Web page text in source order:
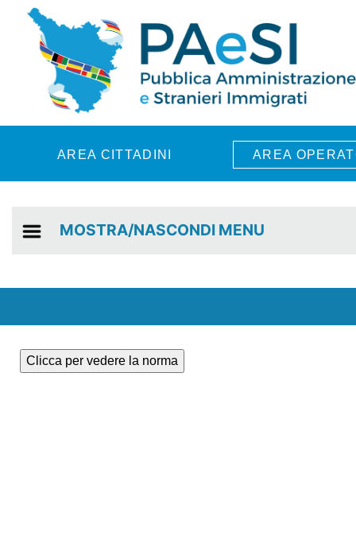
Skip to main content
AREA CITTADINI AREA
MOSTRA/NASCONDI MENU
Clicca per vedere la norma